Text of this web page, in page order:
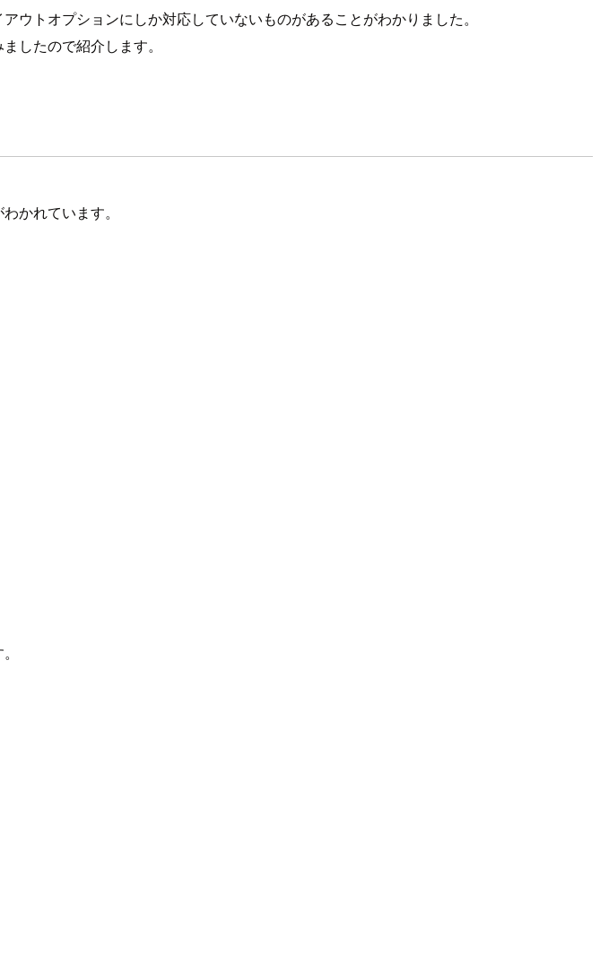
トオプションにしか対応していないものがあることがわかりました。
したので紹介します。
かれています。